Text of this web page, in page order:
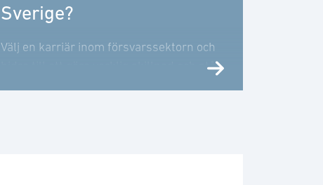
Sverige?
Välj en karriär inom försvarssektorn och
bidra till att göra verklig skillnad och stå